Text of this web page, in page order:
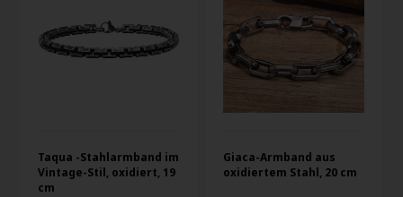
Taqua -Stahlarmband im
Vintage-Stil, oxidiert, 19
cm
Giaca-Armband aus
oxidiertem Stahl, 20 cm